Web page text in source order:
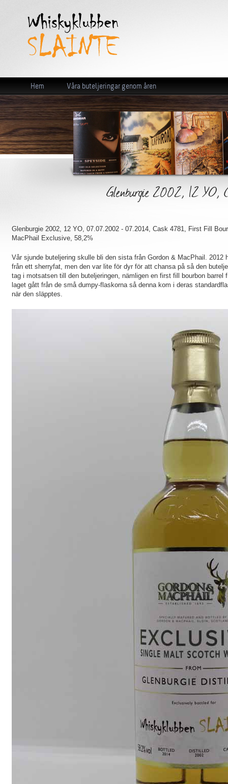
Hem Våra buteljeringar genom åren
Glenburgie 2002, 12 YO,
Glenburgie 2002, 12 YO, 07.07.2002 - 07.2014, Cask 4781, First Fill
MacPhail Exclusive, 58,2%
Vår sjunde buteljering skulle bli den sista från Gordon & MacPhail. 2012
från ett sherryfat, men den var lite för dyr för att chansa på så den
tag i motsatsen till den buteljeringen, nämligen en first fill bourbon barrel
laget gått från de små dumpy-flaskorna så denna kom i deras
när den släpptes.